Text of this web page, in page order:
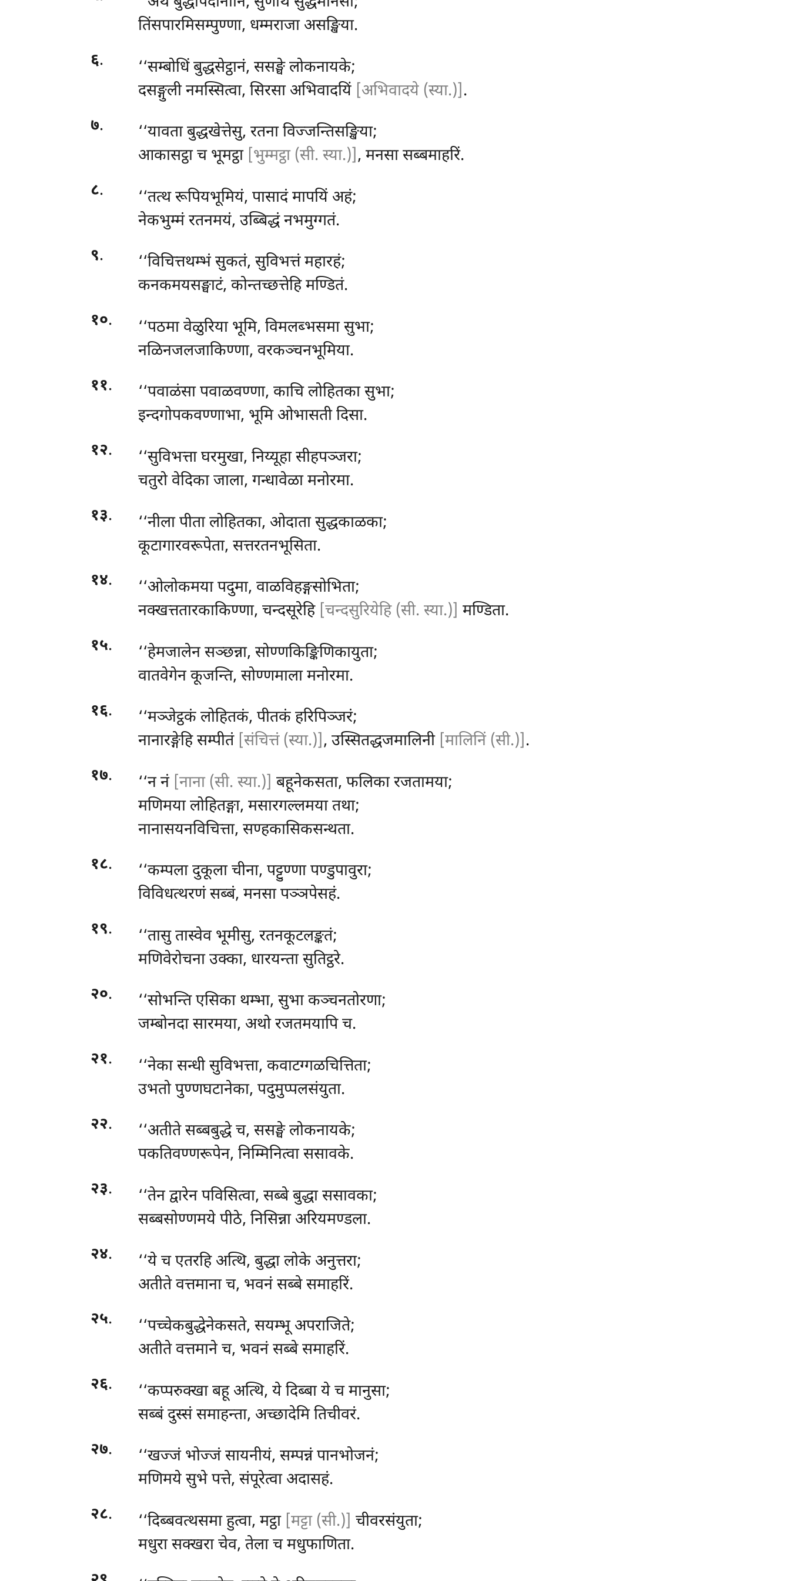
तिंसपारमिसम्पुण्णा, धम्मराजा असङ्खिया.
६.
‘‘सम्बोधिं बुद्धसेट्ठानं, ससङ्घे लोकनायके;
दसङ्गुली नमस्सित्वा, सिरसा अभिवादयिं [अभिवादये (स्या.)] .
७.
‘‘यावता बुद्धखेत्तेसु, रतना विज्जन्तिसङ्खिया;
आकासट्ठा च भूमट्ठा [भुम्मट्ठा (सी. स्या.)], मनसा सब्बमाहरिं.
८.
‘‘तत्थ रूपियभूमियं, पासादं मापयिं अहं;
नेकभुम्मं रतनमयं, उब्बिद्धं नभमुग्गतं.
९.
‘‘विचित्तथम्भं सुकतं, सुविभत्तं महारहं;
कनकमयसङ्घाटं, कोन्तच्छत्तेहि मण्डितं.
१०.
‘‘पठमा वेळुरिया भूमि, विमलब्भसमा सुभा;
नळिनजलजाकिण्णा, वरकञ्चनभूमिया.
११.
‘‘पवाळंसा पवाळवण्णा, काचि लोहितका सुभा;
इन्दगोपकवण्णाभा, भूमि ओभासती दिसा.
१२.
‘‘सुविभत्ता घरमुखा, निय्यूहा सीहपञ्जरा;
चतुरो वेदिका जाला, गन्धावेळा मनोरमा.
१३.
‘‘नीला पीता लोहितका, ओदाता सुद्धकाळका;
कूटागारवरूपेता, सत्तरतनभूसिता.
१४. ‘‘ओलोकमयापदुमा, वाळविहङ्गसोभिता;
नक्खत्ततारकाकिण्णा, चन्दसूरेहि [चन्दसुरियेहि (सी. स्या.)] मण्डिता.
१५. ‘‘हेमजालेनसञ्छन्ना, सोण्णकिङ्किणिकायुता;
वातवेगेन कूजन्ति, सोण्णमाला मनोरमा.
१६.
‘‘मञ्जेट्ठकं लोहितकं, पीतकं हरिपिञ्जरं;
नानारङ्गेहि सम्पीतं [संचित्तं (स्या.)], उस्सितद्धजमालिनी [मालिनिं (सी.)] .
१७. ‘‘न नं [नाना (सी. स्या.)] बहूनेकसता, फलिका रजतामया;
मणिमया लोहितङ्गा, मसारगल्लमया तथा;
नानासयनविचित्ता, सण्हकासिकसन्थता.
१८. ‘‘कम्पलादुकूला चीना, पट्टुण्णा पण्डुपावुरा;
विविधत्थरणं सब्बं, मनसा पञ्ञपेसहं.
१९.
‘‘तासु तास्वेव भूमीसु, रतनकूटलङ्कतं;
मणिवेरोचना उक्का, धारयन्ता सुतिट्ठरे.
२०.
‘‘सोभन्ति एसिका थम्भा, सुभा कञ्चनतोरणा;
जम्बोनदा सारमया, अथो रजतमयापि च.
२१.
‘‘नेका सन्धी सुविभत्ता, कवाटग्गळचित्तिता;
उभतो पुण्णघटानेका, पदुमुप्पलसंयुता.
२२.
‘‘अतीते सब्बबुद्धे च, ससङ्घे लोकनायके;
पकतिवण्णरूपेन, निम्मिनित्वा ससावके.
२३.
‘‘तेन द्वारेन पविसित्वा, सब्बे बुद्धा ससावका;
सब्बसोण्णमये पीठे, निसिन्ना अरियमण्डला.
२४.
‘‘ये च एतरहि अत्थि, बुद्धा लोके अनुत्तरा;
अतीतेवत्तमाना च, भवनं सब्बे समाहरिं.
२५.
‘‘पच्चेकबुद्धेनेकसते, सयम्भू अपराजिते;
अतीते वत्तमाने च, भवनं सब्बे समाहरिं.
२६.
‘‘कप्परुक्खा बहू अत्थि, ये दिब्बा ये च मानुसा;
सब्बं दुस्सं समाहन्ता, अच्छादेमि तिचीवरं.
२७.
‘‘खज्जं भोज्जं सायनीयं, सम्पन्नं पानभोजनं;
मणिमये सुभे पत्ते, संपूरेत्वा अदासहं.
२८. ‘‘दिब्बवत्थसमा हुत्वा, मट्ठा [मट्टा (सी.)] चीवरसंयुता;
मधुरा सक्खरा चेव, तेला च मधुफाणिता.